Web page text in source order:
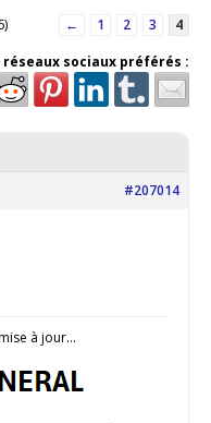
← 1 2 3
4
sociaux préférés :
#207014
à jour…